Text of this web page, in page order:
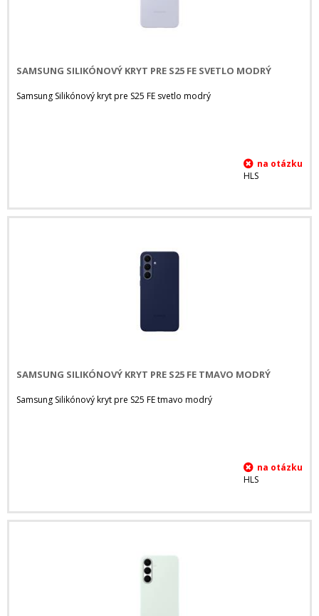
SAMSUNG SILIKÓNOVÝ KRYT PRE S25 FE SVETLO MODRÝ
Samsung Silikónový kryt pre S25 FE svetlo modrý
HLS
SAMSUNG SILIKÓNOVÝ KRYT PRE S25 FE TMAVO MODRÝ
Samsung Silikónový kryt pre S25 FE tmavo modrý
HLS